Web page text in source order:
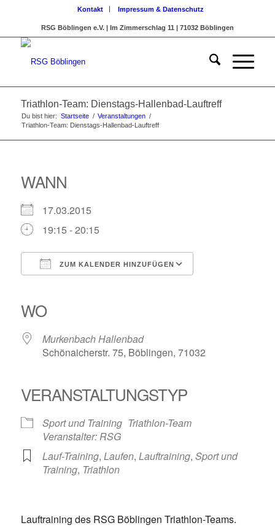
Kontakt Impressum & Datenschutz
RSG Böblingen e.V. | Im Zimmerschlag 11 | 71032 Böblingen
Triathlon-Team: Dienstags-Hallenbad-Lauftreff
Du bist hier: Startseite / Veranstaltungen /
Triathlon-Team: Dienstags-Hallenbad-Lauftreff
WANN
17.03.2015
19:15 - 20:15
ZUM KALENDER HINZUFÜGEN
WO
Murkenbach Hallenbad
Schönaicherstr. 75, Böblingen, 71032
VERANSTALTUNGSTYP
Sport und Training Triathlon-Team
Veranstalter: RSG
Lauf-Training, Laufen, Lauftraining, Sport und
Training, Triathlon
Lauftraining des RSG Böblingen Triathlon-Teams.